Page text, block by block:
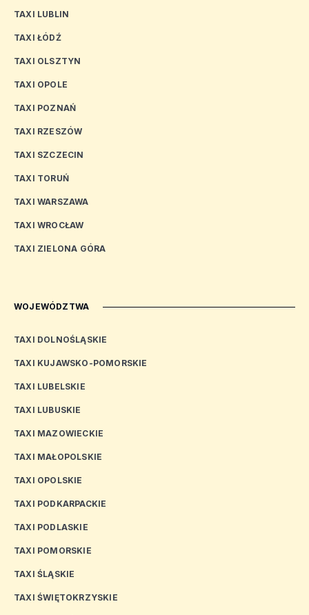
TAXI LUBLIN
TAXI ŁÓDŹ
TAXI OLSZTYN
TAXI OPOLE
TAXI POZNAŃ
TAXI RZESZÓW
TAXI SZCZECIN
TAXI TORUŃ
TAXI WARSZAWA
TAXI WROCŁAW
TAXI ZIELONA GÓRA
WOJEWÓDZTWA
TAXI DOLNOŚLĄSKIE
TAXI KUJAWSKO-POMORSKIE
TAXI LUBELSKIE
TAXI LUBUSKIE
TAXI MAZOWIECKIE
TAXI MAŁOPOLSKIE
TAXI OPOLSKIE
TAXI PODKARPACKIE
TAXI PODLASKIE
TAXI POMORSKIE
TAXI ŚLĄSKIE
TAXI ŚWIĘTOKRZYSKIE